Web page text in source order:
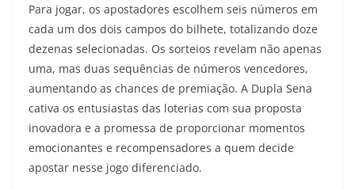
Para jogar, os apostadores escolhem seis números em
cada um dos dois campos do bilhete, totalizando doze
dezenas selecionadas. Os sorteios revelam não apenas
uma, mas duas sequências de números vencedores,
aumentando as chances de premiação. A Dupla Sena
cativa os entusiastas das loterias com sua proposta
inovadora e a promessa de proporcionar momentos
emocionantes e recompensadores a quem decide
apostar nesse jogo diferenciado.